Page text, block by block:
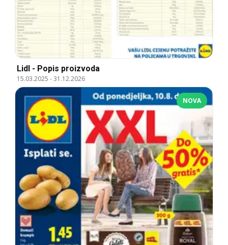
Lidl - Popis proizvoda
15.03.2025 -31.12.2026
NOVA